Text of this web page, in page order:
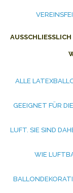
AUSSCHLIESSLICH
ALLE
EEIGNET FÜR DIE
UFT. SIE SIND
IE